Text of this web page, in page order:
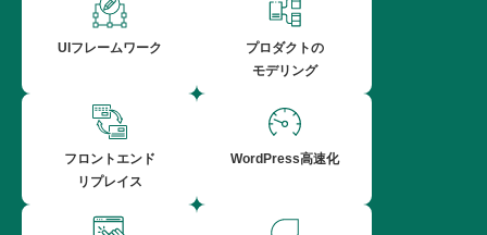
UIフレームワーク
プロダクトの
モデリング
フロントエンド
リプレイス
WordPress高速化